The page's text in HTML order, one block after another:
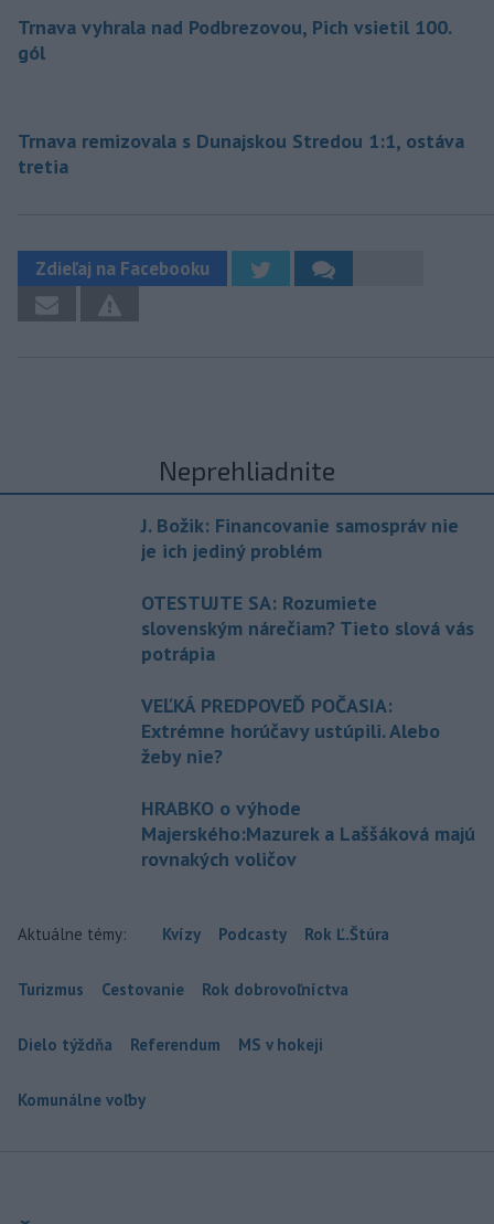
Trnava vyhrala nad Podbrezovou, Pich vsietil 100.
gól
Trnava remizovala s Dunajskou Stredou 1:1, ostáva
tretia
Zdieľaj na Facebooku
Neprehliadnite
J. Božik: Financovanie samospráv nie
je ich jediný problém
OTESTUJTE SA: Rozumiete
slovenským nárečiam? Tieto slová vás
potrápia
VEĽKÁ PREDPOVEĎ POČASIA:
Extrémne horúčavy ustúpili. Alebo
žeby nie?
HRABKO o výhode
Majerského:Mazurek a Laššáková majú
rovnakých voličov
Aktuálne témy: Kvízy Podcasty Rok Ľ.Štúra
Turizmus Cestovanie Rok dobrovoľníctva
Dielo týždňa Referendum MS v hokeji
Komunálne voľby